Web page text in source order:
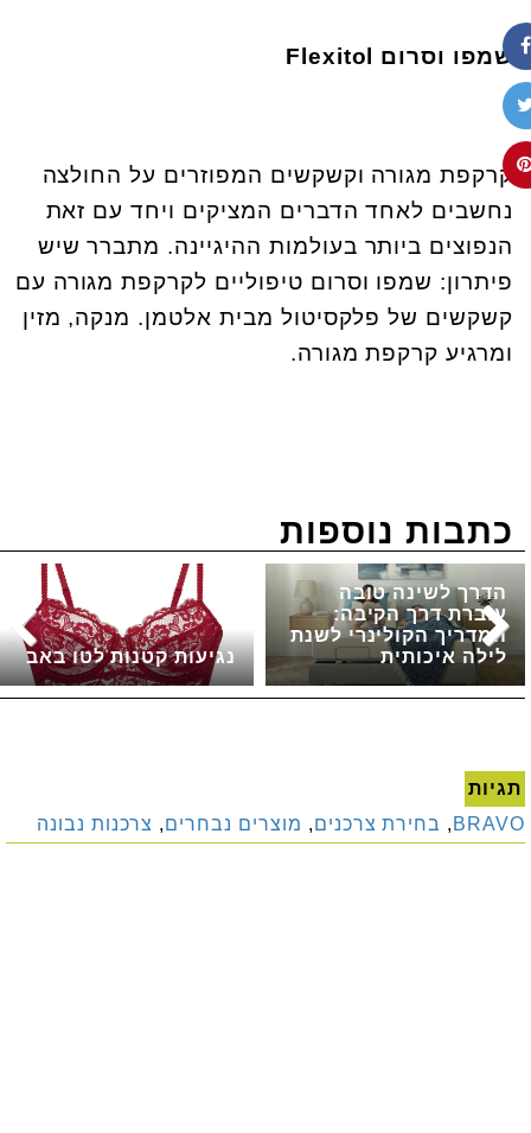
שמפו וסרום Flexitol
קרקפת מגורה וקשקשים המפוזרים על החולצה
נחשבים לאחד הדברים המציקים ויחד עם זאת
הנפוצים ביותר בעולמות ההיגיינה. מתברר שיש
פיתרון: שמפו וסרום טיפוליים לקרקפת מגורה עם
קשקשים של פלקסיטול מבית אלטמן. מנקה, מזין
ומרגיע קרקפת מגורה.
כתבות נוספות
נגיעות קטנות לטו באב
הדרך לשינה טובה
עוברת דרך הקיבה:
המדריך הקולינרי לשנת
לילה איכותית
תגיות
BRAVO
, בחירת צרכנים, מוצרים נבחרים, צרכנות נבונה